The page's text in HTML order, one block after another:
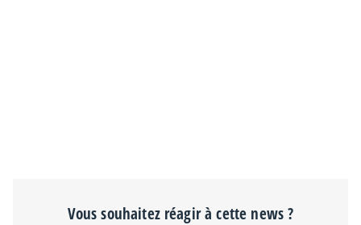
Vous souhaitez réagir à cette news ?